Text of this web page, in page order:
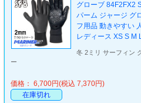
グローブ 84F2FX2
パーム ジャージ グ
フ用品 動きやすい
レディース XS S M
冬 2ミリ サーフィン
ー
価格： 6,700円(税込 7,370円)
在庫切れ